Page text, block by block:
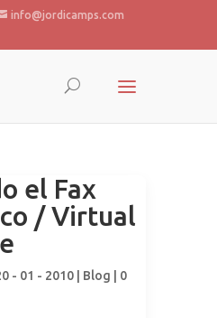
info@jordicamps.com
el Fax
/ Virtual
- 01 - 2010 | Blog
0